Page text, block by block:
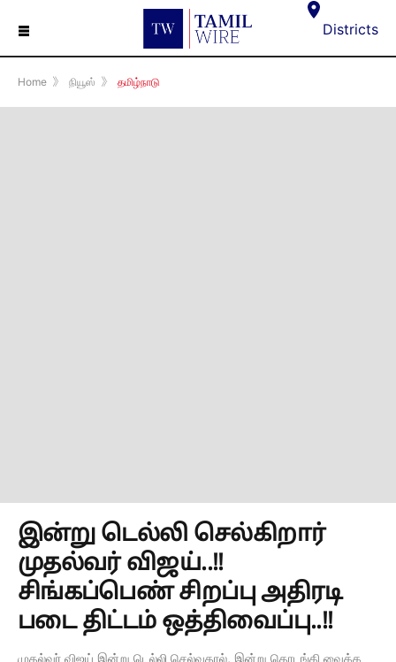
☰ Districts
Home 》 நியூஸ் 》 தமிழ்நாடு
இன்று டெல்லி செல்கிறார்
முதல்வர் விஜய்..!!
சிங்கப்பெண் சிறப்பு அதிரடி
படை திட்டம் ஒத்திவைப்பு..!!
முதல்வர் விஜய் இன்று டெல்லி செல்வதால், இன்று தொடங்கி வைக்க